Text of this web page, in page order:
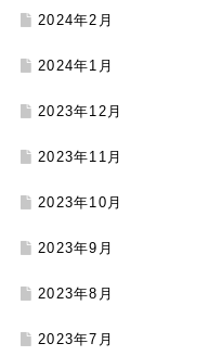
2024年2月
2024年1月
2023年12月
2023年11月
2023年10月
2023年9月
2023年8月
2023年7月